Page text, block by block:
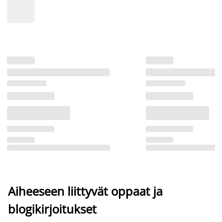
Aiheeseen liittyvät oppaat ja
blogikirjoitukset